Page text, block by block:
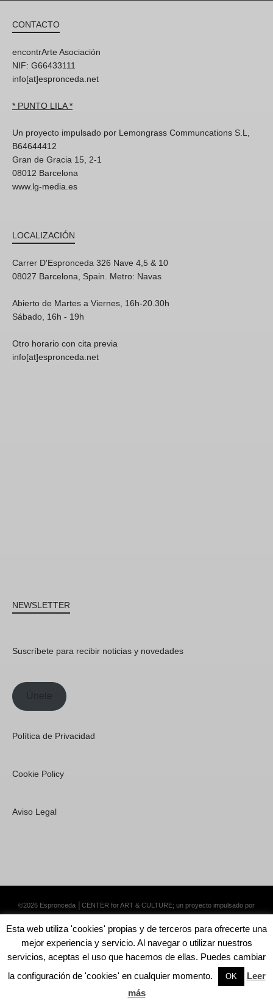
CONTACTO
encontrArte Asociación
NIF: G66433111
info[at]espronceda.net
* PUNTO LILA *
Un proyecto impulsado por Lemongrass Communcations S.L,
B64644412
Gran de Gracia 15, 2-1
08012 Barcelona
www.lg-media.es
LOCALIZACIÓN
Carrer D'Espronceda 326 Nave 4,5 & 10
08027 Barcelona, Spain. Metro: Navas
Abierto de Martes a Viernes, 16h-20.30h
Sábado, 16h - 19h
Otro horario con cita previa
info[at]espronceda.net
NEWSLETTER
Suscríbete para recibir noticias y novedades
Únete
Política de Privacidad
Cookie Policy
Aviso Legal
©2026 Espronceda │CENTER for ART & CULTURE; un proyecto impulsado por
Esta web utiliza 'cookies' propias y de terceros para ofrecerte una
mejor experiencia y servicio. Al navegar o utilizar nuestros
servicios, aceptas el uso que hacemos de ellas. Puedes cambiar
la configuración de 'cookies' en cualquier momento.
OK
Leer
más
English Català Español